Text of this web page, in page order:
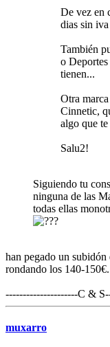
De vez en
dias sin
También
o
tienen...
Otra
Cinnetic,
algo que te
Salu2!
Siguiendo tu
ninguna de las
todas ellas
han pegado un subidón
rondando los 140-
---------------------C &
muxarro